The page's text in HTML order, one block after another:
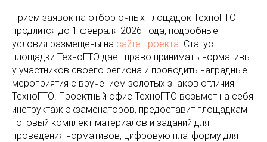
Прием заявок на отбор очных площадок ТехноГТО
продлится до 1 февраля 2026 года, подробные
условия размещены на сайте проекта. Статус
площадки ТехноГТО дает право принимать нормативы
у участников своего региона и проводить наградные
мероприятия с вручением золотых знаков отличия
ТехноГТО. Проектный офис ТехноГТО возьмет на себя
инструктаж экзаменаторов, предоставит площадкам
готовый комплект материалов и заданий для
проведения нормативов, цифровую платформу для